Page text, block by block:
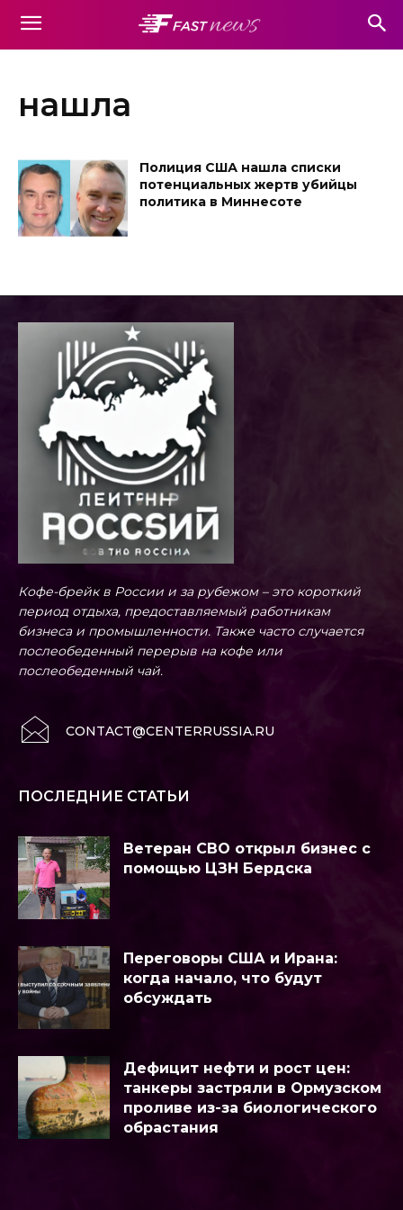
нашла
Полиция США нашла списки
потенциальных жертв убийцы
политика в Миннесоте
Кофе-брейк в России и за рубежом – это короткий
период отдыха, предоставляемый работникам
бизнеса и промышленности. Также часто случается
послеобеденный перерыв на кофе или
послеобеденный чай.
CONTACT@CENTERRUSSIA.RU
ПОСЛЕДНИЕ СТАТЬИ
Ветеран СВО открыл бизнес с
помощью ЦЗН Бердска
Переговоры США и Ирана:
когда начало, что будут
обсуждать
Дефицит нефти и рост цен:
танкеры застряли в Ормузском
проливе из-за биологического
обрастания